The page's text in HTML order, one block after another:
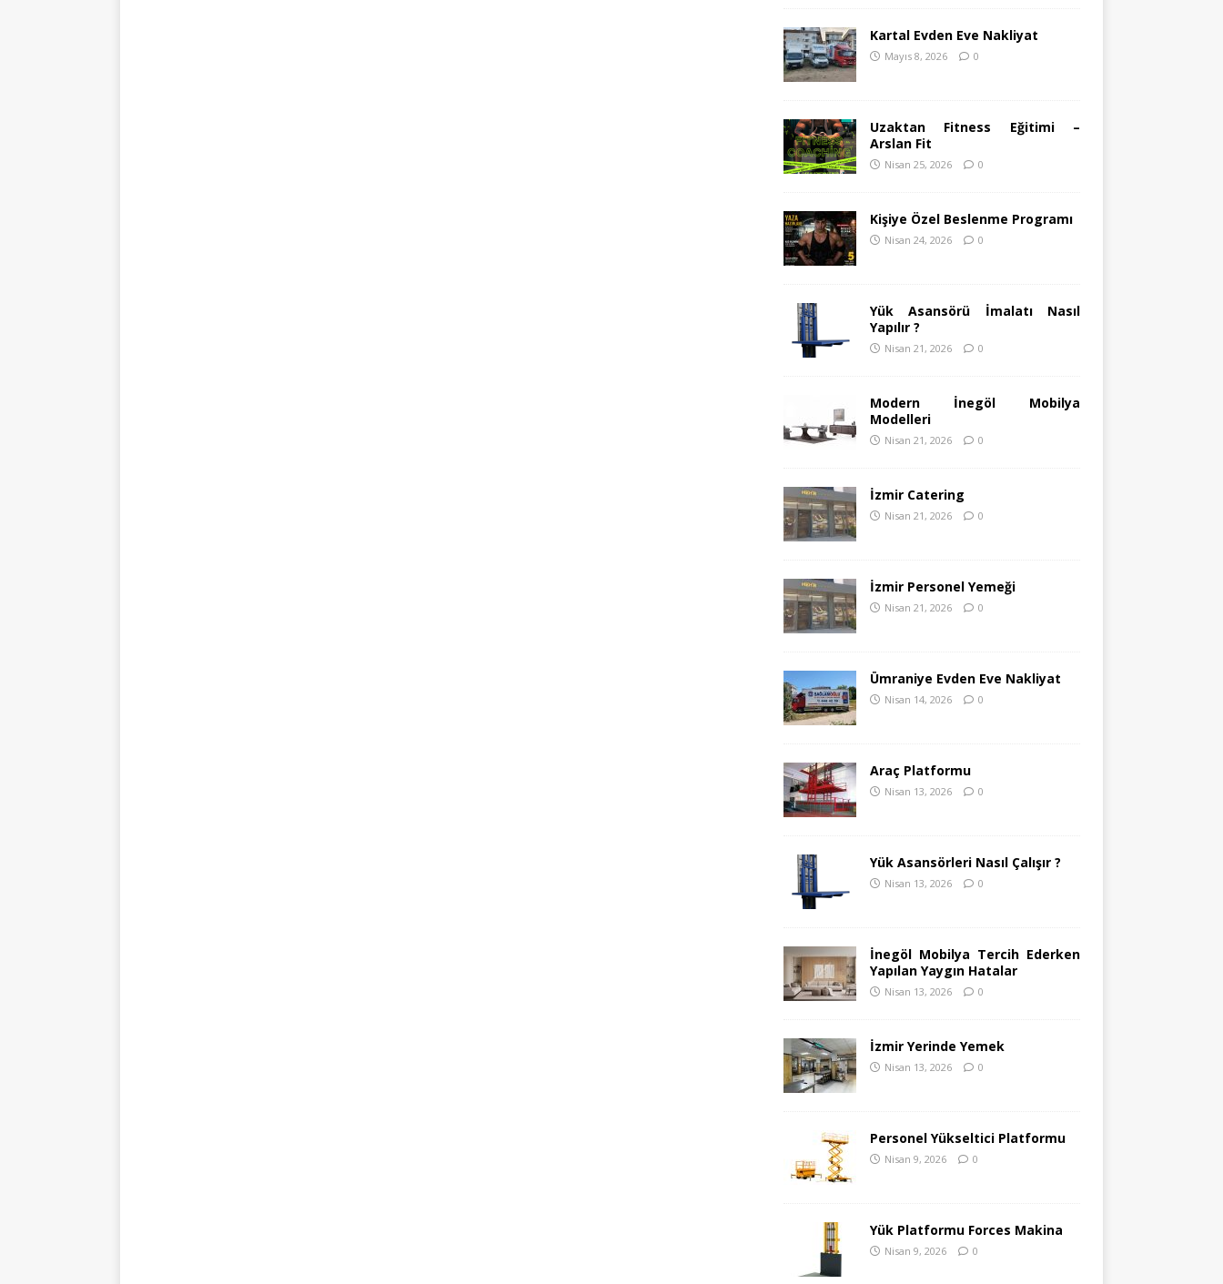
Kartal Evden Eve Nakliyat
Mayıs 8, 2026 0
Uzaktan Fitness Eğitimi –
Arslan Fit
Nisan 25, 2026 0
Kişiye Özel Beslenme Programı
Nisan 24, 2026 0
Yük Asansörü İmalatı Nasıl
Yapılır ?
Nisan 21, 2026 0
Modern İnegöl Mobilya
Modelleri
Nisan 21, 2026 0
İzmir Catering
Nisan 21, 2026 0
İzmir Personel Yemeği
Nisan 21, 2026 0
Ümraniye Evden Eve Nakliyat
Nisan 14, 2026 0
Araç Platformu
Nisan 13, 2026 0
Yük Asansörleri Nasıl Çalışır ?
Nisan 13, 2026 0
İnegöl Mobilya Tercih Ederken
Yapılan Yaygın Hatalar
Nisan 13, 2026 0
İzmir Yerinde Yemek
Nisan 13, 2026 0
Personel Yükseltici Platformu
Nisan 9, 2026 0
Yük Platformu Forces Makina
Nisan 9, 2026 0